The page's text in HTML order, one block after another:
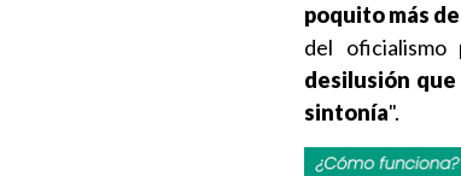
poquito más
del oficialismo
desilusión
sintonía".